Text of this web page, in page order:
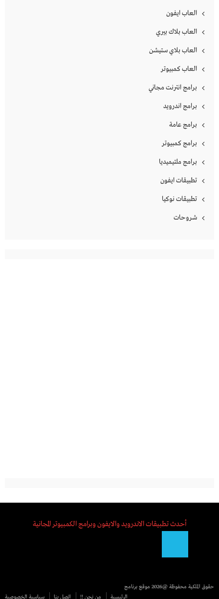
العاب ايفون
العاب بلاك بيري
العاب بلاي ستيشن
العاب كمبيوتر
برامج انترنت مجاني
برامج اندرويد
برامج عامة
برامج كمبيوتر
برامج ملتيميديا
تطبيقات ايفون
تطبيقات نوكيا
شروحات
أحدث تطبيقات الاندرويد والايفون وبرامج الكمبيوتر المجانية
حقوق الملكية محفوظة @2026
موقع برنامج
الرئيسية
من نحن !! اتصل بنا سياسية الخصوصية